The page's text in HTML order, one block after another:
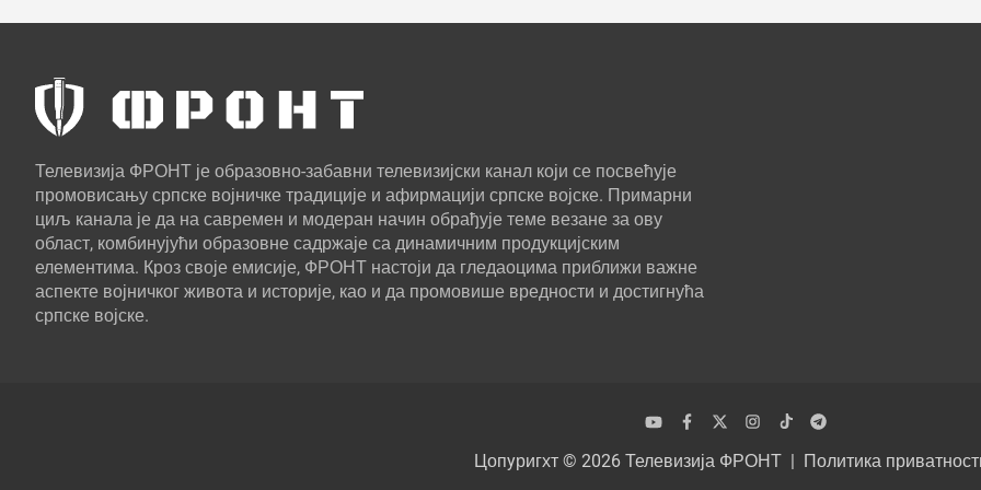
Телевизија ФРОНТ је образовно-забавни телевизијски канал који се посвећује
промовисању српске војничке традиције и афирмацији српске војске. Примарни
циљ канала је да на савремен и модеран начин обрађује теме везане за ову
област, комбинујући образовне садржаје са динамичним продукцијским
елементима. Кроз своје емисије, ФРОНТ настоји да гледаоцима приближи важне
аспекте војничког живота и историје, као и да промовише вредности и достигнућа
српске војске.
Цопyригхт © 2026 Телевизија ФРОНТ Политика